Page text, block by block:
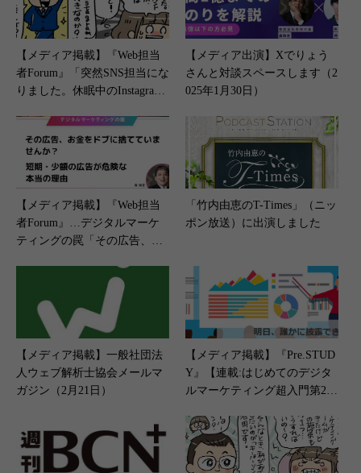
【メディア掲載】『Web担当
者Forum』「突然SNS担当にな
りました。休眠中のInstagram
から始めればいいですか？」
（2024年3月12日）
【メディア出演】Xでりょう
さんと対談スペースします（2
025年1月30日）
【メディア掲載】『Web担当
者Forum』…デジタルマーケ
ティングの罠「その広告、お
か？ 短期・少額の広告が危険
な本当の理由」（2025年8月28
日）
「竹内由恵のT-Times」（ニッ
ポン放送）に出演しました
【メディア掲載】一般社団法
人ウェブ解析士協会メールマ
ガジン（2月21日）
【メディア掲載】『Pre.STUD
Y』【連載:はじめてのデジタ
ルマーケティング超入門第2